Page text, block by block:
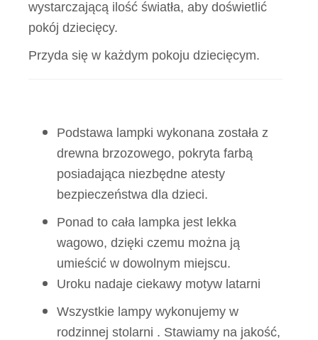
wystarczającą ilość światła, aby doświetlić
pokój dziecięcy.
Przyda się w każdym pokoju dziecięcym.
Podstawa lampki wykonana została z
drewna brzozowego, pokryta farbą
posiadająca niezbędne atesty
bezpieczeństwa dla dzieci.
Ponad to cała lampka jest lekka
wagowo, dzięki czemu można ją
umieścić w dowolnym miejscu.
Uroku nadaje ciekawy motyw latarni
Wszystkie lampy wykonujemy w
rodzinnej stolarni . Stawiamy na jakość,